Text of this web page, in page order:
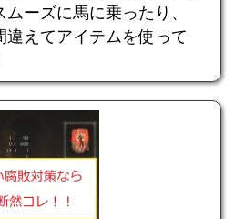
ーズに馬に乗ったり、
えてアイテムを使って